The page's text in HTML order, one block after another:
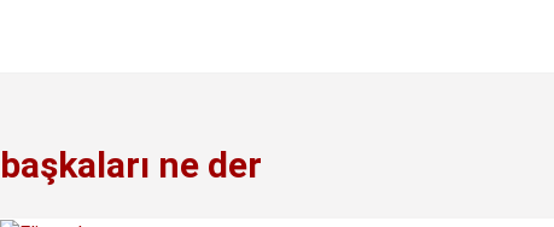
başkaları ne der